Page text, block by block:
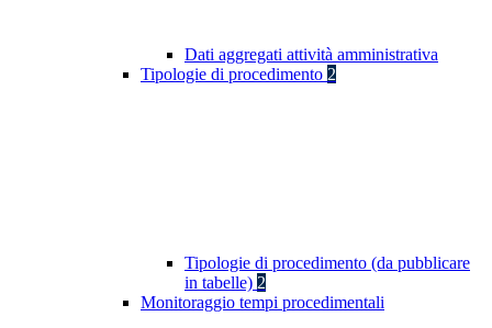
Dati aggregati attività amministrativa
Tipologie di procedimento 2
Tipologie di procedimento (da pubblicare
in tabelle) 2
Monitoraggio tempi procedimentali